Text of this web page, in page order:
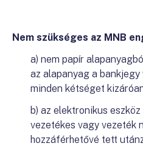
Nem szükséges az MNB
a) nem papír
az alapanyag a
minden kétséget
b) az elektronikus
vezetékes vagy vezeték
hozzáférhetővé tett